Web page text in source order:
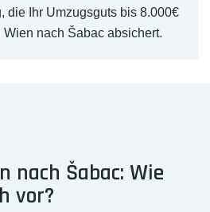
die Ihr Umzugsguts bis 8.000€
Wien nach Šabac absichert.
nach Šabac: Wie
vor?